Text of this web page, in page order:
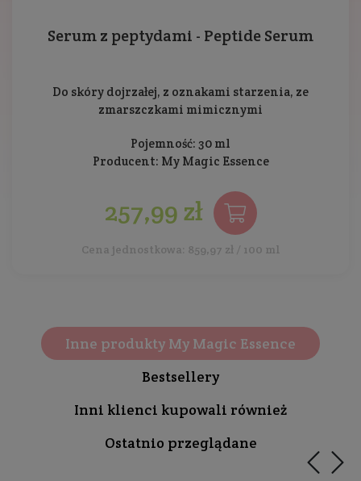
Serum z peptydami - Peptide Serum
Do skóry dojrzałej, z oznakami starzenia, ze
zmarszczkami mimicznymi
Pojemność: 30 ml
Producent: My Magic Essence
257,99 zł
Cena jednostkowa: 859,97 zł / 100 ml
Inne produkty My Magic Essence
Bestsellery
Inni klienci kupowali również
Ostatnio przeglądane